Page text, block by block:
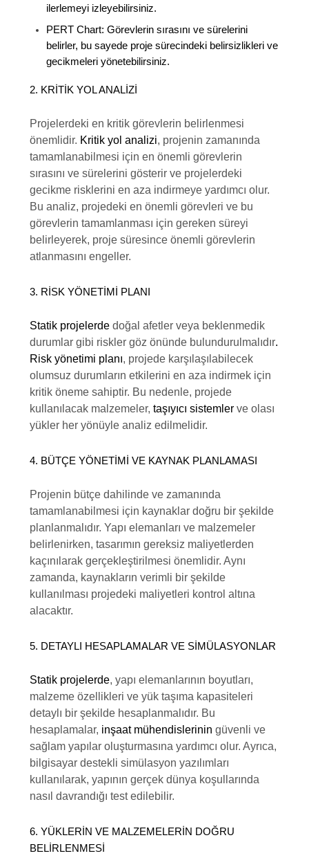
ilerlemeyi izleyebilirsiniz.
PERT Chart: Görevlerin sırasını ve sürelerini
belirler, bu sayede proje sürecindeki belirsizlikleri ve
gecikmeleri yönetebilirsiniz.
2. KRITIK YOL ANALIZI
Projelerdeki en kritik görevlerin belirlenmesi
önemlidir. Kritik yol analizi, projenin zamanında
tamamlanabilmesi için en önemli görevlerin
sırasını ve sürelerini gösterir ve projelerdeki
gecikme risklerini en aza indirmeye yardımcı olur.
Bu analiz, projedeki en önemli görevleri ve bu
görevlerin tamamlanması için gereken süreyi
belirleyerek, proje süresince önemli görevlerin
atlanmasını engeller.
3. RISK YÖNETIMI PLANI
Statik projelerdedoğal afetler veya beklenmedik
durumlar gibi riskler göz önünde bulundurulmalıdır.
Risk yönetimi planı, projede karşılaşılabilecek
olumsuz durumların etkilerini en aza indirmek için
kritik öneme sahiptir. Bu nedenle, projede
kullanılacak malzemeler, taşıyıcı sistemlerve olası
yükler her yönüyle analiz edilmelidir.
4. BÜTÇE YÖNETIMI VE KAYNAK PLANLAMASI
Projenin bütçe dahilinde ve zamanında
tamamlanabilmesi için kaynaklar doğru bir şekilde
planlanmalıdır. Yapı elemanları ve malzemeler
belirlenirken, tasarımın gereksiz maliyetlerden
kaçınılarak gerçekleştirilmesi önemlidir. Aynı
zamanda, kaynakların verimli bir şekilde
kullanılması projedeki maliyetleri kontrol altına
alacaktır.
5. DETAYLI HESAPLAMALAR VE SIMÜLASYONLAR
Statik projelerde, yapı elemanlarının boyutları,
malzeme özellikleri ve yük taşıma kapasiteleri
detaylı bir şekilde hesaplanmalıdır. Bu
hesaplamalar, inşaat mühendislerinin güvenli ve
sağlam yapılar oluşturmasına yardımcı olur. Ayrıca,
bilgisayar destekli simülasyon yazılımları
kullanılarak, yapının gerçek dünya koşullarında
nasıl davrandığı test edilebilir.
6. YÜKLERIN VE MALZEMELERIN DOĞRU
BELIRLENMESI